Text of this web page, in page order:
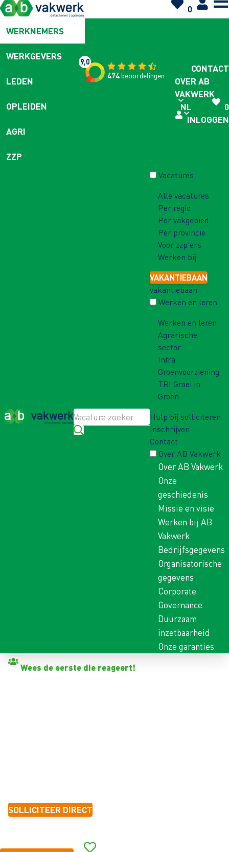
0
WERKNEMERS
WERKGEVERS
LEDEN
OPLEIDEN
AGRI
ZZP
9,0
474beoordelingen
CONTACT
OVER AB
VAKWERK
NL
0
INLOGGEN
Vacatures
Alle vacatures
Per regio
Per vakgebied
Per provincie
Voor zzp'ers
Werken bij
VAKANTIEBAAN
vakantiebaan
Werken en leren
Werken en leren
Agrarische
sector
Infra
Groenvoorziening
TRI Groei in
Groen
Hulp bij solliciteren
Inschrijven
Contact
Over AB Vakwerk
Over AB Vakwerk
Onze
geschiedenis
Missie en visie
Werken bij AB
Vakwerk
Bedrijfsgegevens
Organisatorische
gegevens
Corporate
Governance
Duurzaam
inzetbaarheid
Onze garanties
Wees de eerste die reageert!
SOLLICITEER DIRECT